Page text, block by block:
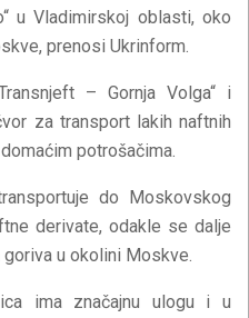
u Vladimirskoj oblasti, oko
prenosi Ukrinform.
– Gornja Volga“ i
za transport lakih naftnih
potrošačima.
do Moskovskog
derivate, odakle se dalje
u okolini Moskve.
ima značajnu ulogu i u